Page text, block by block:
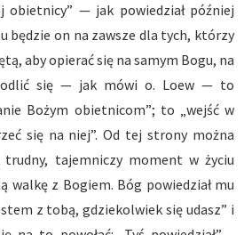
obietnicy” — jak powiedział później
będzie on na zawsze dla tych, którzy
aby opierać się na samym Bogu, na
się — jak mówi o. Loew — to
Bożym obietnicom”; to „wejść w
się na niej”. Od tej strony można
trudny, tajemniczy moment w życiu
walkę z Bogiem. Bóg powiedział mu
z tobą, gdziekolwiek się udasz” i